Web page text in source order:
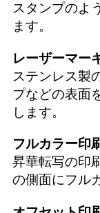
スタンプのよ
ます。
レーザーマー
ステンレス製
プなどの表面
します。
フルカラー印
昇華転写の印
の側面にフル